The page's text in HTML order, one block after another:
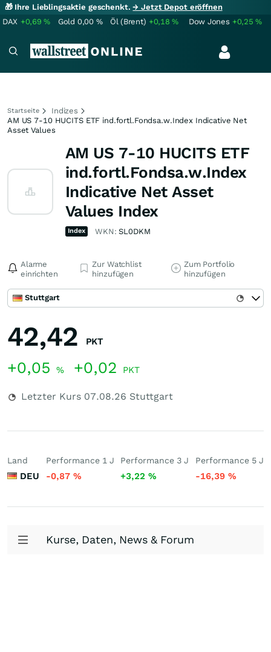
🎁 Ihre Lieblingsaktie geschenkt.→ Jetzt Depot eröffnen
DAX +0,69% Gold 0,00 % Öl (Brent) +0,18% Dow Jones +0,25%
Startseite
Indizes
AM US 7-10 HUCITS ETF ind.fortl.Fondsa.w.Index Indicative Net
Asset Values
AM US 7-10 HUCITS ETF
ind.fortl.Fondsa.w.Index
Indicative Net Asset
Values Index
Index WKN:SL0DKM
Alarme
einrichten
Zur Watchlist
hinzufügen
Zum Portfolio
hinzufügen
Stuttgart
42,42 PKT
+0,05 % +0,02 PKT
Letzter Kurs 07.08.26 Stuttgart
Land
DEU
Performance 1 J
-0,87 %
Performance 3 J
+3,22%
Performance 5 J
-16,39 %
Kurse, Daten, News & Forum